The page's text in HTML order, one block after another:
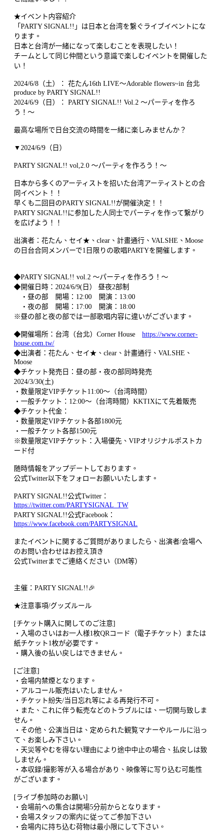
★イベント内容紹介
「PARTY SIGNAL!!」は日本と台湾を繋ぐライブイベントにな
ります。
日本と台湾が一緒になって楽しむことを表現したい！
チームとして同じ仲間という意識で楽しむイベントを開催した
い！
2024/6/8（土）： 花たん16th LIVE〜Adorable flowers~in 台北
produce by PARTY SIGNAL!!
2024/6/9（日）： PARTY SIGNAL!! Vol.2 〜パーティを作ろ
う！〜
最高な場所で日台交流の時間を一緒に楽しみませんか？
▼2024/6/9（日）
PARTY SIGNAL!! vol,2.0 〜パーティを作ろう！〜
日本から多くのアーティストを招いた台湾アーティストとの合
同イベント！！
早くも二回目のPARTY SIGNAL!!が開催決定！！
PARTY SIGNAL!!に参加した人同士でパーティを作って繋がり
を広げよう！！
出演者：花たん、セイ★、clear、計畫通行、VALSHE、Moose
の日台合同メンバーで1日限りの歌唱PARTYを開催します。
◆PARTY SIGNAL!! vol.2 〜パーティを作ろう！〜
◆開催日時：2024/6/9(日） 昼夜2部制
・昼の部 開場：12:00 開演：13:00
・夜の部 開場：17:00 開演：18:00
※昼の部と夜の部では一部歌唱内容に違いがございます。
◆開催場所：台湾（台北）Corner House https://www.corner-
house.com.tw/
◆出演者：花たん、セイ★、clear、計畫通行、VALSHE、
Moose
◆チケット発売日：昼の部・夜の部同時発売
2024/3/30(土)
・数量限定VIPチケット11:00～（台湾時間）
・一般チケット：12:00～（台湾時間）KKTIXにて先着販売
◆チケット代金：
・数量限定VIPチケット各部1800元
・一般チケット各部1500元
※数量限定VIPチケット：入場優先、VIPオリジナルポストカ
ード付
随時情報をアップデートしております。
公式Twitter以下をフォローお願いいたします。
PARTY SIGNAL!!公式Twitter：
https://twitter.com/PARTYSIGNAL_TW
PARTY SIGNAL!!公式Facebook：
https://www.facebook.com/PARTYSIGNAL
またイベントに関するご質問がありましたら、出演者/会場へ
のお問い合わせはお控え頂き
公式Twitterまでご連絡ください（DM等）
主催：PARTY SIGNAL!!🎉
★注意事項/グッズルール
[チケット購入に関してのご注意]
・入場のさいはお一人様1枚QRコード（電子チケット）または
紙チケット1枚が必要です。
・購入後の払い戻しはできません。
[ご注意]
・会場内禁煙となります。
・アルコール販売はいたしません。
・チケット紛失/当日忘れ等による再発行不可。
・また、これに伴う転売などのトラブルには、一切関与致しま
せん。
・その他、公演当日は、定められた観覧マナーやルールに沿っ
て、お楽しみ下さ い。
・天災等やむを得ない理由により途中中止の場合、払戻しは致
しません。
・本収録/撮影等が入る場合があり、映像等に写り込む可能性
がございます。
[ライブ参加時のお願い]
・会場前への集合は開場5分前からとなります。
・会場スタッフの案内に従ってご参加下さい
・会場内に持ち込む荷物は最小限にして下さい。